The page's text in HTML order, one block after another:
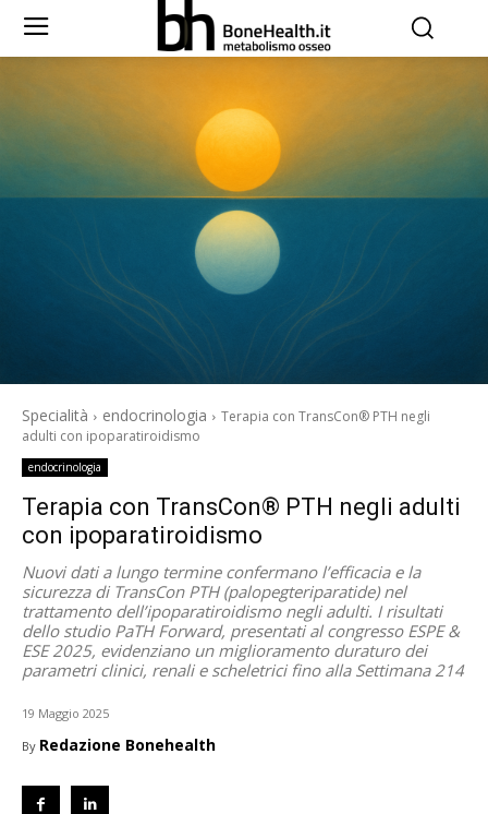
Specialità endocrinologia
Terapia con TransCon® PTH negli
adulti con ipoparatiroidismo
endocrinologia
Terapia con TransCon® PTH negli adulti
con ipoparatiroidismo
Nuovi dati a lungo termine confermano l’efficacia e la
sicurezza di TransCon PTH (palopegteriparatide) nel
trattamento dell’ipoparatiroidismo negli adulti. I risultati
dello studio PaTH Forward, presentati al congresso ESPE &
ESE 2025, evidenziano un miglioramento duraturo dei
parametri clinici, renali e scheletrici fino alla Settimana 214
19 Maggio 2025
By Redazione Bonehealth